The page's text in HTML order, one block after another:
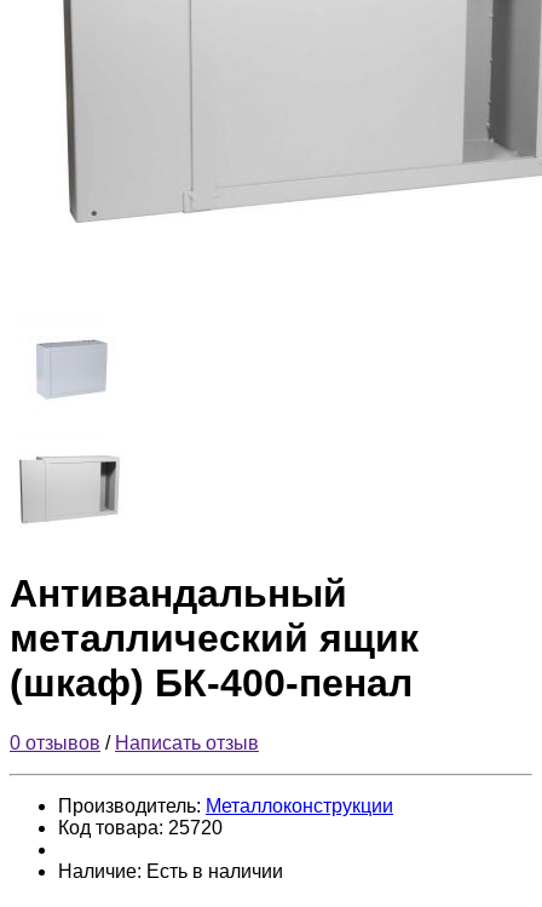
Антивандальный
металлический ящик
(шкаф) БК-400-пенал
0 отзывов / Написать отзыв
Производитель: Металлоконструкции
Код товара: 25720
Наличие: Есть в наличии